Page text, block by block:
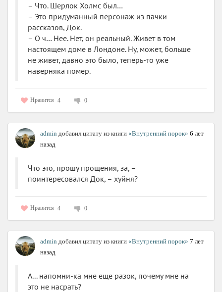
– Что. Шерлок Холмс был…
– Это придуманный персонаж из пачки
рассказов, Док.
– О ч… Нее. Нет, он реальный. Живет в том
настоящем доме в Лондоне. Ну, может, больше
не живет, давно это было, теперь-то уже
наверняка помер.
Нравится 4 0
admin добавил цитату из книги «Внутренний порок» 6 лет
назад
Что это, прошу прощения, за, –
поинтересовался Док, – хуйня?
Нравится 4 0
admin добавил цитату из книги «Внутренний порок» 7 лет
назад
А... напомни-ка мне еще разок, почему мне на
это не насрать?